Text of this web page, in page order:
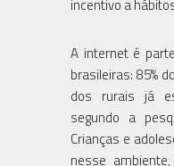
incentivo a
A internet é
brasileiras: 85%
dos rurais já
segundo a
Crianças e
nesse